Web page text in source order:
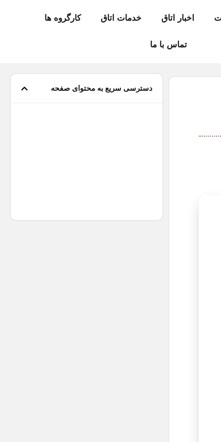
اخبار اتاق خدمات اتاق کارگروه ها
تماس با ما
دسترسی سریع به محتوای صفحه